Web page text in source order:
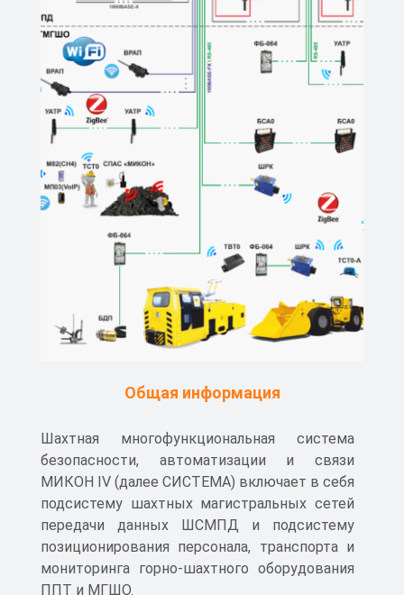
Общая информация
Шахтная многофункциональная система
безопасности, автоматизации и связи
МИКОН IV (далее СИСТЕМА) включает в себя
подсистему шахтных магистральных сетей
передачи данных ШСМПД и подсистему
позиционирования персонала, транспорта и
мониторинга горно-шахтного оборудования
ППТ и МГШО.